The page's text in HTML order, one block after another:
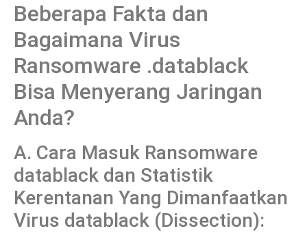
Beberapa Fakta dan
Bagaimana Virus
Ransomware .datablack
Bisa Menyerang Jaringan
Anda?
A. Cara Masuk Ransomware
datablack dan Statistik
Kerentanan Yang Dimanfaatkan
Virus datablack (Dissection):